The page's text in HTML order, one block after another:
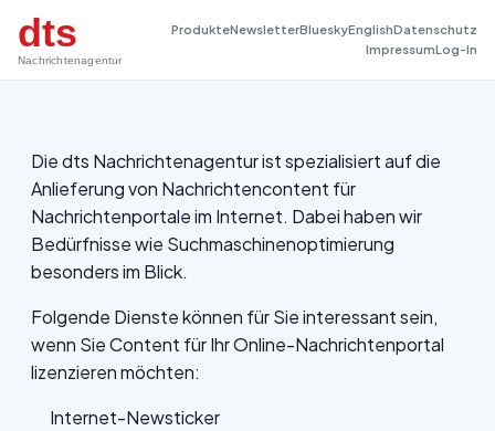
dts
Nachrichtenagentur
ProdukteNewsletterBlueskyEnglishDatenschutz
ImpressumLog-In
Die dts Nachrichtenagentur ist spezialisiert auf die
Anlieferung von Nachrichtencontent für
Nachrichtenportale im Internet. Dabei haben wir
Bedürfnisse wie Suchmaschinenoptimierung
besonders im Blick.
Folgende Dienste können für Sie interessant sein,
wenn Sie Content für Ihr Online-Nachrichtenportal
lizenzieren möchten:
Internet-Newsticker